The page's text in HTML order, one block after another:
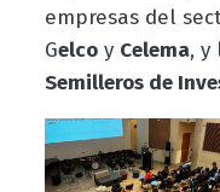
empresas del
Gelcoy Celema, y
Semilleros de